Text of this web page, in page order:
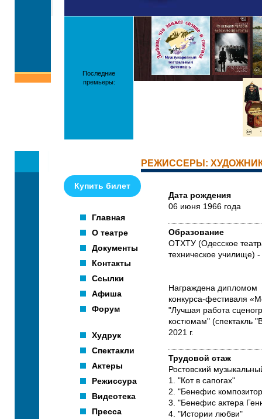
Последние
премьеры:
РЕЖИССЕРЫ:
Купить билет
Главная
О театре
Документы
Контакты
Ссылки
Афиша
Форум
Худрук
Спектакли
Актеры
Режиссура
Видеотека
Пресса
Дата рождения
06 июня 1966 года
Образование
ОТХТУ (Одесское
техническое училище) -
Награждена дипломом
конкурса-фестиваля
"Лучшая работа
костюмам" (спектакль
2021 г.
Трудовой стаж
Ростовский
1. "Кот в сапогах"
2. "Бенефис
3. "Бенефис актера
4. "Истории любви"